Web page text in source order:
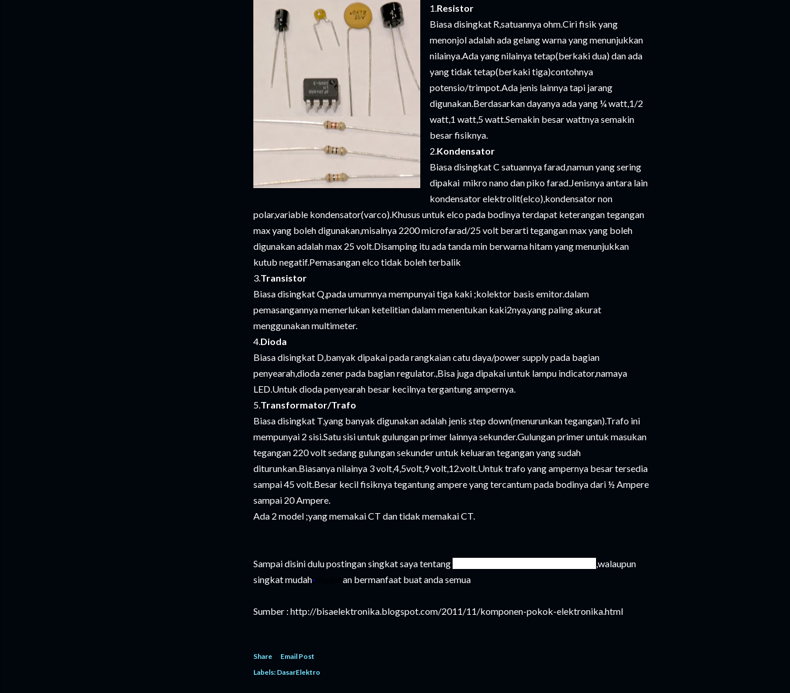
1.Resistor
Biasa disingkat R,satuannya ohm.Ciri fisik yang
menonjol adalah ada gelang warna yang menunjukkan
nilainya.Ada yang nilainya tetap(berkaki dua) dan ada
yang tidak tetap(berkaki tiga)contohnya
potensio/trimpot.Ada jenis lainnya tapi jarang
digunakan.Berdasarkan dayanya ada yang ¼ watt,1/2
watt,1 watt,5 watt.Semakin besar wattnya semakin
besar fisiknya.
2.Kondensator
Biasa disingkat C satuannya farad,namun yang sering
dipakai mikro nano dan piko farad.Jenisnya antara lain
kondensator elektrolit(elco),kondensator non
polar,variable kondensator(varco).Khusus untuk elco pada bodinya terdapat keterangan tegangan
max yang boleh digunakan,misalnya 2200 microfarad/25 volt berarti tegangan max yang boleh
digunakan adalah max 25 volt.Disamping itu ada tanda min berwarna hitam yang menunjukkan
kutub negatif.Pemasangan elco tidak boleh terbalik
3.Transistor
Biasa disingkat Q,pada umumnya mempunyai tiga kaki ;kolektor basis emitor.dalam
pemasangannya memerlukan ketelitian dalam menentukan kaki2nya,yang paling akurat
menggunakan multimeter.
4.Dioda
Biasa disingkat D,banyak dipakai pada rangkaian catu daya/power supply pada bagian
penyearah,dioda zener pada bagian regulator.,Bisa juga dipakai untuk lampu indicator,namaya
LED.Untuk dioda penyearah besar kecilnya tergantung ampernya.
5.Transformator/Trafo
Biasa disingkat T,yang banyak digunakan adalah jenis step down(menurunkan tegangan).Trafo ini
mempunyai 2 sisi.Satu sisi untuk gulungan primer lainnya sekunder.Gulungan primer untuk masukan
tegangan 220 volt sedang gulungan sekunder untuk keluaran tegangan yang sudah
diturunkan.Biasanya nilainya 3 volt,4,5volt,9 volt,12.volt.Untuk trafo yang ampernya besar tersedia
sampai 45 volt.Besar kecil fisiknya tegantung ampere yang tercantum pada bodinya dari ½ Ampere
sampai 20 Ampere.
Ada 2 model ;yang memakai CT dan tidak memakai CT.
Sampai disini dulu postingan singkat saya tentang
,walaupun
singkat mudah- an bermanfaat buat anda semua
Sumber : http://bisaelektronika.blogspot.com/2011/11/komponen-pokok-elektronika.html
Share
Email Post
Labels: DasarElektro